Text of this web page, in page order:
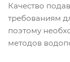
Качество
требованиям
поэтому
методов